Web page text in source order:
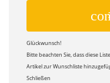
Glückwunsch!
Bitte beachten Sie, dass diese
Artikel zur Wunschliste
Schließen